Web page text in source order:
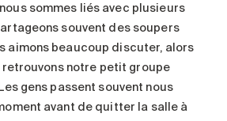
sommes liés avec plusieurs
souvent des soupers
aimons beaucoup discuter, alors
retrouvons notre petit groupe
gens passent souvent nous
avant de quitter la salle à